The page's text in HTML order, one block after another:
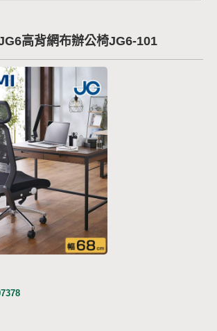
高背網布辦公椅JG6-101